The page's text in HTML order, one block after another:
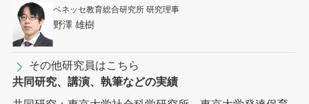
ベネッセ教育総合研究所 研究理事
野澤 雄樹
その他研究員はこちら
共同研究、講演、執筆などの実績